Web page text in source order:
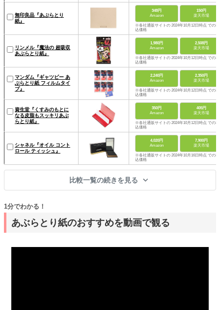
無印良品『あぶらとり
紙』
348円
Amazon
150円
楽天市場
※各社通販サイトの 2024年10月12日時点 での税
込価格
リンメル『魔法の 超吸収
あぶらとり紙』
1,980円
Amazon
2,508円
楽天市場
※各社通販サイトの 2024年10月12日時点 での税
込価格
マンダム『ギャツビー あ
ぶらとり紙 フィルムタイ
プ』
2,240円
Amazon
2,350円
楽天市場
※各社通販サイトの 2024年10月12日時点 での税
込価格
資生堂『くすみのもとに
なる皮脂もスッキリあぶ
らとり紙』
350円
Amazon
405円
楽天市場
※各社通販サイトの 2024年10月12日時点 での税
込価格
シャネル『オイル コント
ロール ティッシュ』
4,020円
Amazon
7,900円
楽天市場
※各社通販サイトの 2024年10月16日時点 での税
込価格
比較一覧の続きを見る
あぶらとり紙のおすすめを動画で観る
1分でわかる！